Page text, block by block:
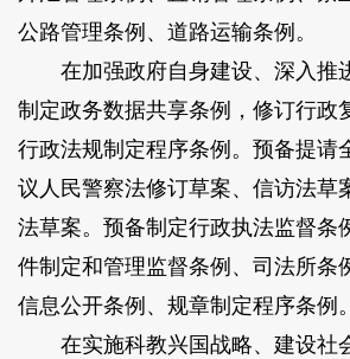
公路管理条例、道路运输条例。
在加强政府自身建设、深入推
制定政务数据共享条例，修订行政
行政法规制定程序条例。预备提请
议人民警察法修订草案、信访法草
法草案。预备制定行政执法监督条
件制定和管理监督条例、司法所条
信息公开条例、规章制定程序条例。
在实施科教兴国战略、建设社